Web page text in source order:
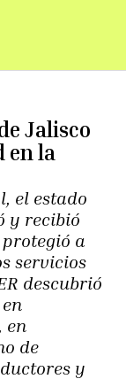
Jalisco
en la
el estado
y recibió
a
servicios
descubrió
en
de
y